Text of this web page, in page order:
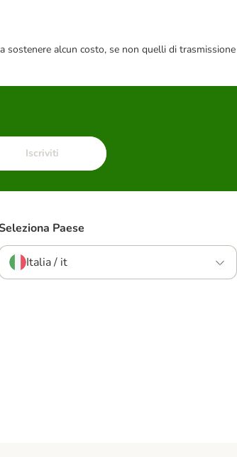
alcun costo, se non quelli di trasmissione
Iscriviti
Paese
Italia / it